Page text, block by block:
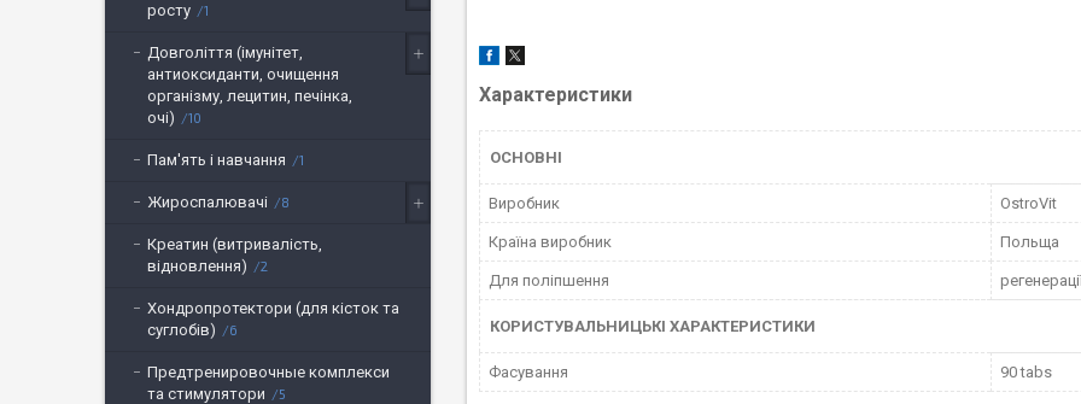
Характеристики
ОСНОВНІ
Виробник OstroVit
Країна виробник Польща
Для поліпшення
КОРИСТУВАЛЬНИЦЬКІ ХАРАКТЕРИСТИКИ
Фасування 90 tabs
росту
1
Довголіття (імунітет,
антиоксиданти, очищення
організму, лецитин, печінка,
очі)
10
Пам'ять і навчання 1
Жироспалювачі 8
Креатин (витривалість,
відновлення)
2
Хондропротектори (для кісток та
суглобів)
6
Предтренировочные комплекси
та стимулятори
5